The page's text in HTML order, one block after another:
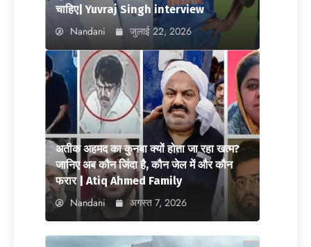
चाहिए| Yuvraj Singh interview
Nandani जुलाई 22, 2026
अतीक अहमद का कुनबा क्यों होता जा रहा खत्म?
जानिए अब कौन जिंदा है, कौन जेल में और कौन
फरार | Atiq Ahmed Family
Nandani अगस्त 7, 2026